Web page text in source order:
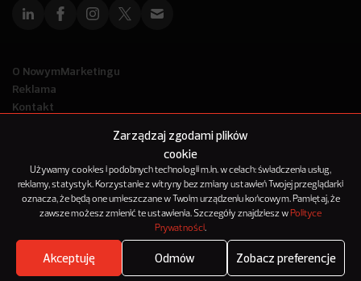
Zarządzaj zgodami plików
cookie
Używamy cookies i podobnych technologii m.in. w celach: świadczenia usług,
reklamy, statystyk. Korzystanie z witryny bez zmiany ustawień Twojej przeglądarki
oznacza, że będą one umieszczane w Twoim urządzeniu końcowym. Pamiętaj, że
zawsze możesz zmienić te ustawienia. Szczegóły znajdziesz w Polityce
Prywatności.
Akceptuję Odmów Zobacz preferencje
Where's the beef?
O NowymMarketingu
Reklama
Kontakt
© 2012-2025
NowyMarketing jest marką 143Media Sp. z o.o.